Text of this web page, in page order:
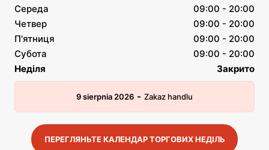
Середа
09:00 - 20:00
Четвер
09:00 - 20:00
П'ятниця
09:00 - 20:00
Субота
09:00 - 20:00
Неділя
Закрито
9 sierpnia 2026 - Zakaz handlu
ПЕРЕГЛЯНЬТЕ КАЛЕНДАР ТОРГОВИХ НЕДІЛЬ